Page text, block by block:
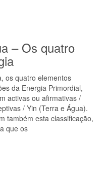
– Os quatro
os quatro elementos
da Energia Primordial,
activas ou afirmativas /
/ Yin (Terra e Água).
também esta classificação,
que os